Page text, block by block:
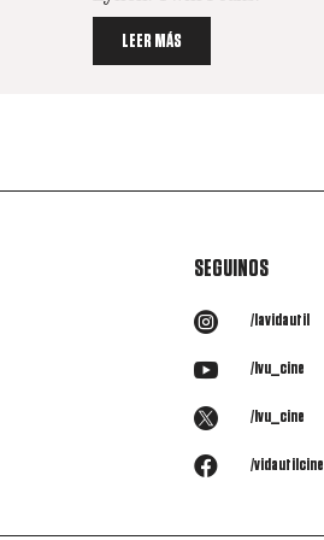
LEER MÁS
SEGUINOS
 /lavidautil
 /lvu_cine
 /lvu_cine
 /vidautilcine